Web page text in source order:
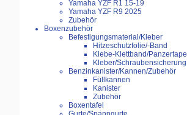
Yamaha YZF R1 15-19
Yamaha YZF R9 2025
Zubehör
Boxenzubehör
Befestigungsmaterial/Kleber
Hitzeschutzfolie/-Band
Klebe-Klettband/Panzertape
Kleber/Schraubensicherung
Benzinkanister/Kannen/Zubehör
Füllkannen
Kanister
Zubehör
Boxentafel